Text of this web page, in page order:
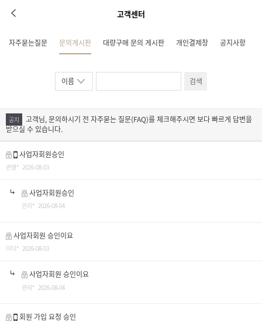
고객센터
자주묻는질문 문의게시판 대량구매 문의 게시판 개인결제창 공지사항
검색
공지
고객님, 문의하시기 전 자주묻는 질문(FAQ)를 체크해주시면 보다 빠르게 답변을
받으실 수 있습니다.
사업자회원승인
권영* 2026-08-03
사업자회원승인
관리* 2026-08-04
사업자회원 승인이요
이다* 2026-08-03
사업자회원 승인이요
관리* 2026-08-04
회원 가입 요청 승인